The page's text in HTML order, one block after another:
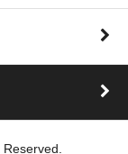
ジャスティ
た！
バイオレット
しました！
ースター 神速